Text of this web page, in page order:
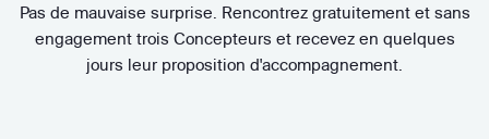
Pas de mauvaise surprise. Rencontrez gratuitement et sans
engagement trois Concepteurs et recevez en quelques
jours leur proposition d'accompagnement.